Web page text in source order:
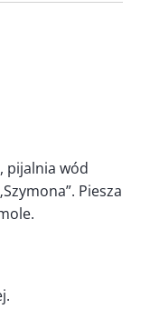
pijalnia wód
Piesza